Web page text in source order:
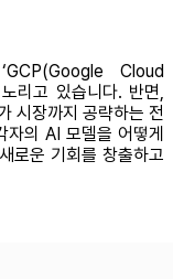
Cloud
리고 있습니다. 반면,
시장까지 공략하는 전
자의 AI 모델을 어떻게
로운 기회를 창출하고